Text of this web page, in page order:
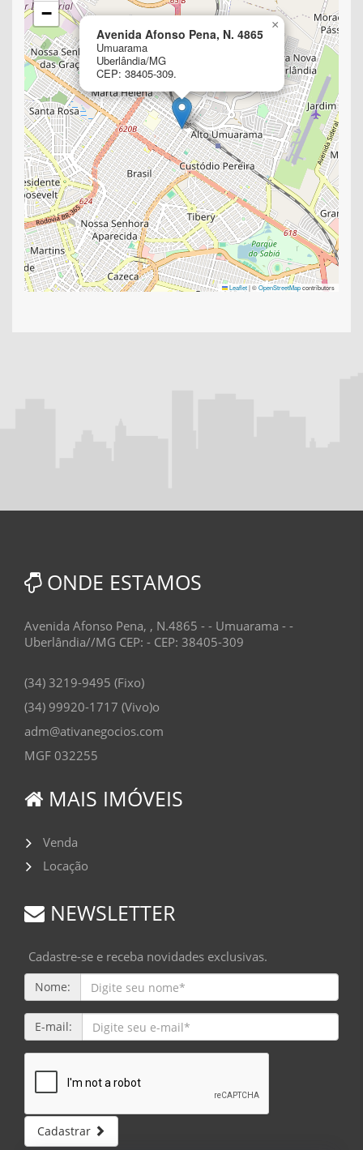
Avenida Afonso Pena, N. 4865
Umuarama
Uberlândia/MG
CEP: 38405-309.
×
−
Leaflet|©OpenStreetMapcontributors
ONDE ESTAMOS
Avenida Afonso Pena, , N.4865 - - Umuarama - -
Uberlândia//MG CEP: - CEP: 38405-309
(34) 3219-9495 (Fixo)
(34) 99920-1717 (Vivo)o
adm@ativanegocios.com
MGF 032255
MAIS IMÓVEIS
Venda
Locação
NEWSLETTER
Cadastre-se e receba novidades exclusivas.
Nome:
E-mail:
Cadastrar